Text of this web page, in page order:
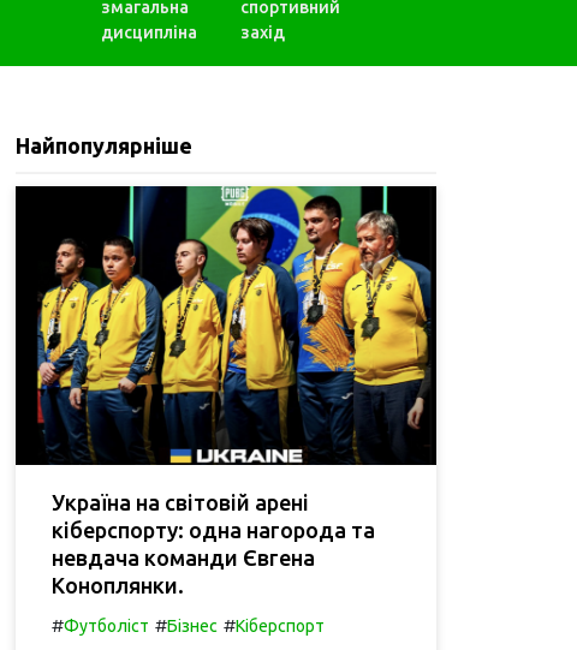
змагальна
дисципліна
спортивний
захід
Найпопулярніше
Україна на світовій арені
кіберспорту: одна нагорода та
невдача команди Євгена
Коноплянки.
#Футболіст #Бізнес #Кіберспорт